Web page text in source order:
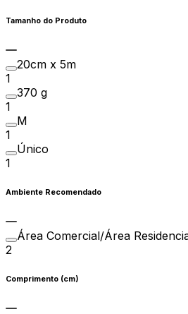
Tamanho do Produto
20cm x 5m
1
370 g
1
M
1
Único
1
Ambiente Recomendado
Área Comercial/Área
2
Comprimento (cm)